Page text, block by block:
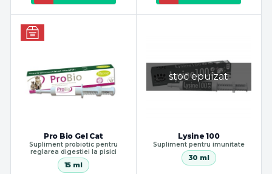
Pro Bio Gel Cat
Supliment probiotic pentru
reglarea digestiei la pisici
15 ml
stoc epuizat
Lysine 100
Supliment pentru imunitate
30 ml